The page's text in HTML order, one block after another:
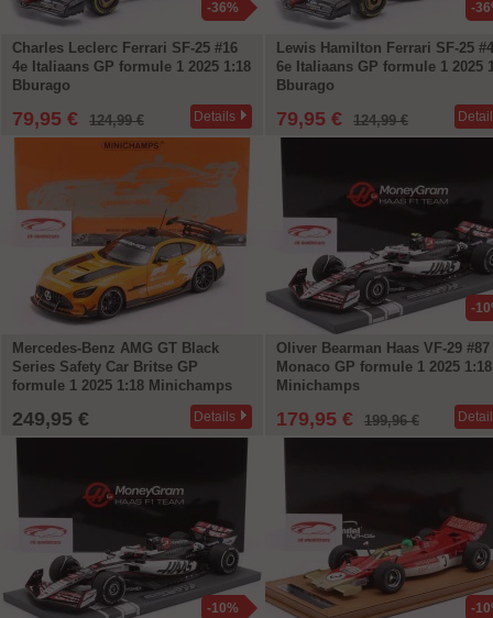
-36%
Charles Leclerc Ferrari SF-25 #16
4e Italiaans GP formule 1 2025 1:18
Bburago
79,95 € 124,99 € Details
-
Lewis Hamilton Ferrari SF-25
6e Italiaans GP formule 1 2025
Bburago
79,95 € 124,99 €
Mercedes-Benz AMG GT Black
Series Safety Car Britse GP
formule 1 2025 1:18 Minichamps
249,95 € Details
-
Oliver Bearman Haas VF-29 #87
Monaco GP formule 1 2025 1:18
Minichamps
179,95 € 199,96 €
-10% -